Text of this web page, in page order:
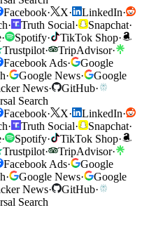
Facebook· X· LinkedIn·
· Truth Social· Snapchat·
· Spotify· TikTok Shop·
Trustpilot· TripAdvisor·
Facebook Ads·
Google
· Google News·
Google
News· GitHub·
Search
Facebook· X· LinkedIn·
· Truth Social· Snapchat·
· Spotify· TikTok Shop·
Trustpilot· TripAdvisor·
Facebook Ads·
Google
· Google News·
Google
News· GitHub·
Search